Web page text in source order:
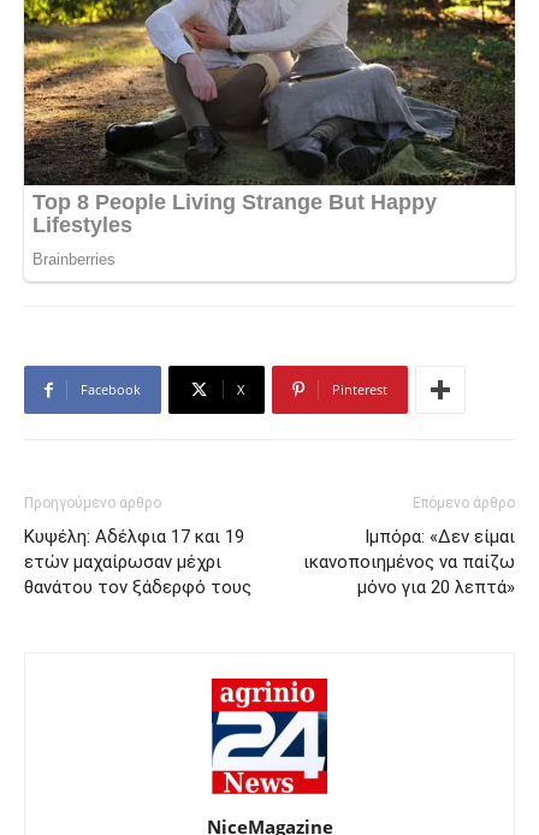
Facebook X Pinterest
Προηγούμενο άρθρο
Κυψέλη: Αδέλφια 17 και 19
ετών μαχαίρωσαν μέχρι
θανάτου τον ξάδερφό τους
Επόμενο άρθρο
Ιμπόρα: «Δεν είμαι
ικανοποιημένος να παίζω
μόνο για 20 λεπτά»
NiceMagazine